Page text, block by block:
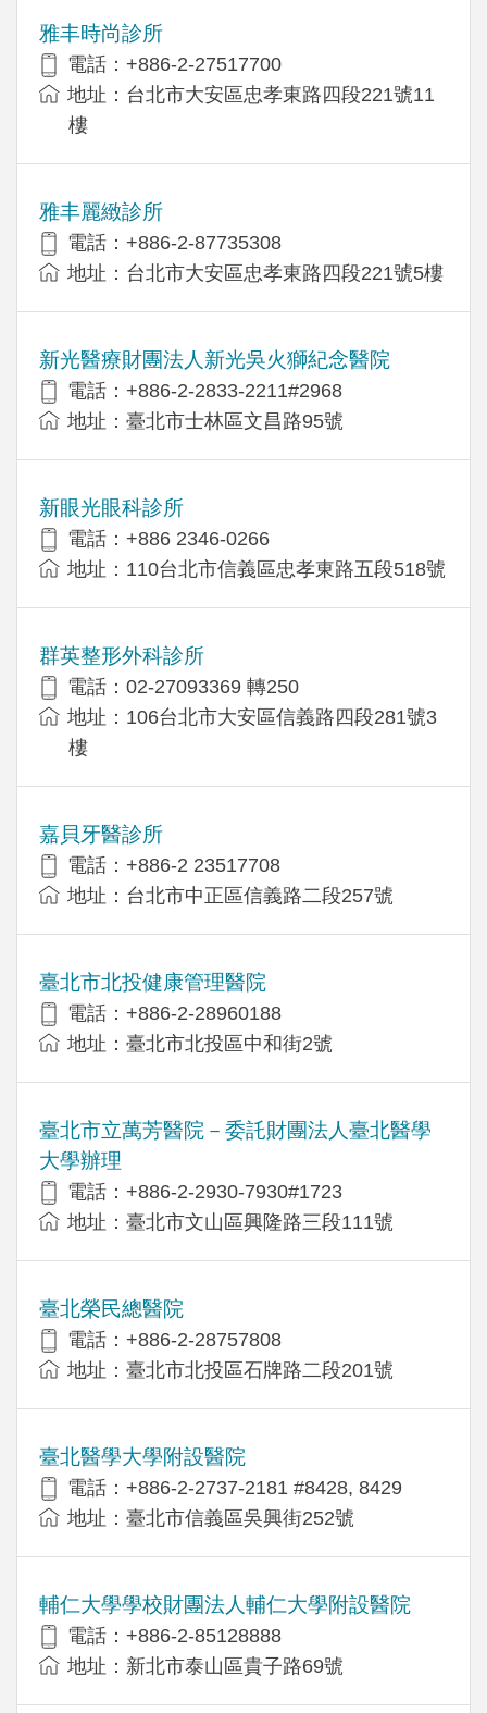
雅丰時尚診所
電話：+886-2-27517700
地址：台北市大安區忠孝東路四段221號11
樓
雅丰麗緻診所
電話：+886-2-87735308
地址：台北市大安區忠孝東路四段221號5樓
新光醫療財團法人新光吳火獅紀念醫院
電話：+886-2-2833-2211#2968
地址：臺北市士林區文昌路95號
新眼光眼科診所
電話：+886 2346-0266
地址：110台北市信義區忠孝東路五段518號
群英整形外科診所
電話：02-27093369 轉250
地址：106台北市大安區信義路四段281號3
樓
嘉貝牙醫診所
電話：+886-2 23517708
地址：台北市中正區信義路二段257號
臺北市北投健康管理醫院
電話：+886-2-28960188
地址：臺北市北投區中和街2號
臺北市立萬芳醫院－委託財團法人臺北醫學
大學辦理
電話：+886-2-2930-7930#1723
地址：臺北市文山區興隆路三段111號
臺北榮民總醫院
電話：+886-2-28757808
地址：臺北市北投區石牌路二段201號
臺北醫學大學附設醫院
電話：+886-2-2737-2181 #8428, 8429
地址：臺北市信義區吳興街252號
輔仁大學學校財團法人輔仁大學附設醫院
電話：+886-2-85128888
地址：新北市泰山區貴子路69號